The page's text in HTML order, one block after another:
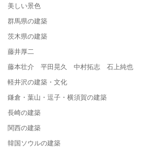
美しい景色
群馬県の建築
茨木県の建築
藤井厚二
藤本壮介 平田晃久 中村拓志 石上純也
軽井沢の建築・文化
鎌倉・葉山・逗子・横須賀の建築
長崎の建築
関西の建築
韓国ソウルの建築